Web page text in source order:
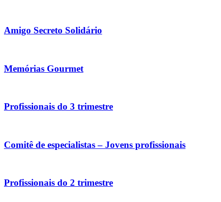
Amigo Secreto Solidário
Memórias Gourmet
Profissionais do 3 trimestre
Comitê de especialistas – Jovens profissionais
Profissionais do 2 trimestre